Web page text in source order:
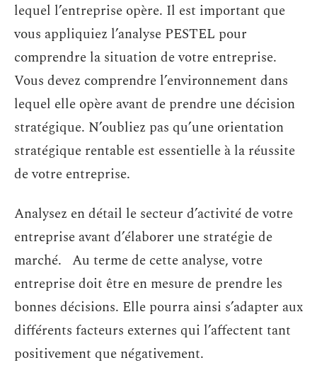
lequel l’entreprise opère. Il est important que
vous appliquiez l’analyse PESTEL pour
comprendre la situation de votre entreprise.
Vous devez comprendre l’environnement dans
lequel elle opère avant de prendre une décision
stratégique. N’oubliez pas qu’une orientation
stratégique rentable est essentielle à la réussite
de votre entreprise.
Analysez en détail le secteur d’activité de votre
entreprise avant d’élaborer une stratégie de
marché. Au terme de cette analyse, votre
entreprise doit être en mesure de prendre les
bonnes décisions. Elle pourra ainsi s’adapter aux
différents facteurs externes qui l’affectent tant
positivement que négativement.